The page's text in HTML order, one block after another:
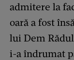
admitere la
oară a fost
lui Dem
i-a îndrumat